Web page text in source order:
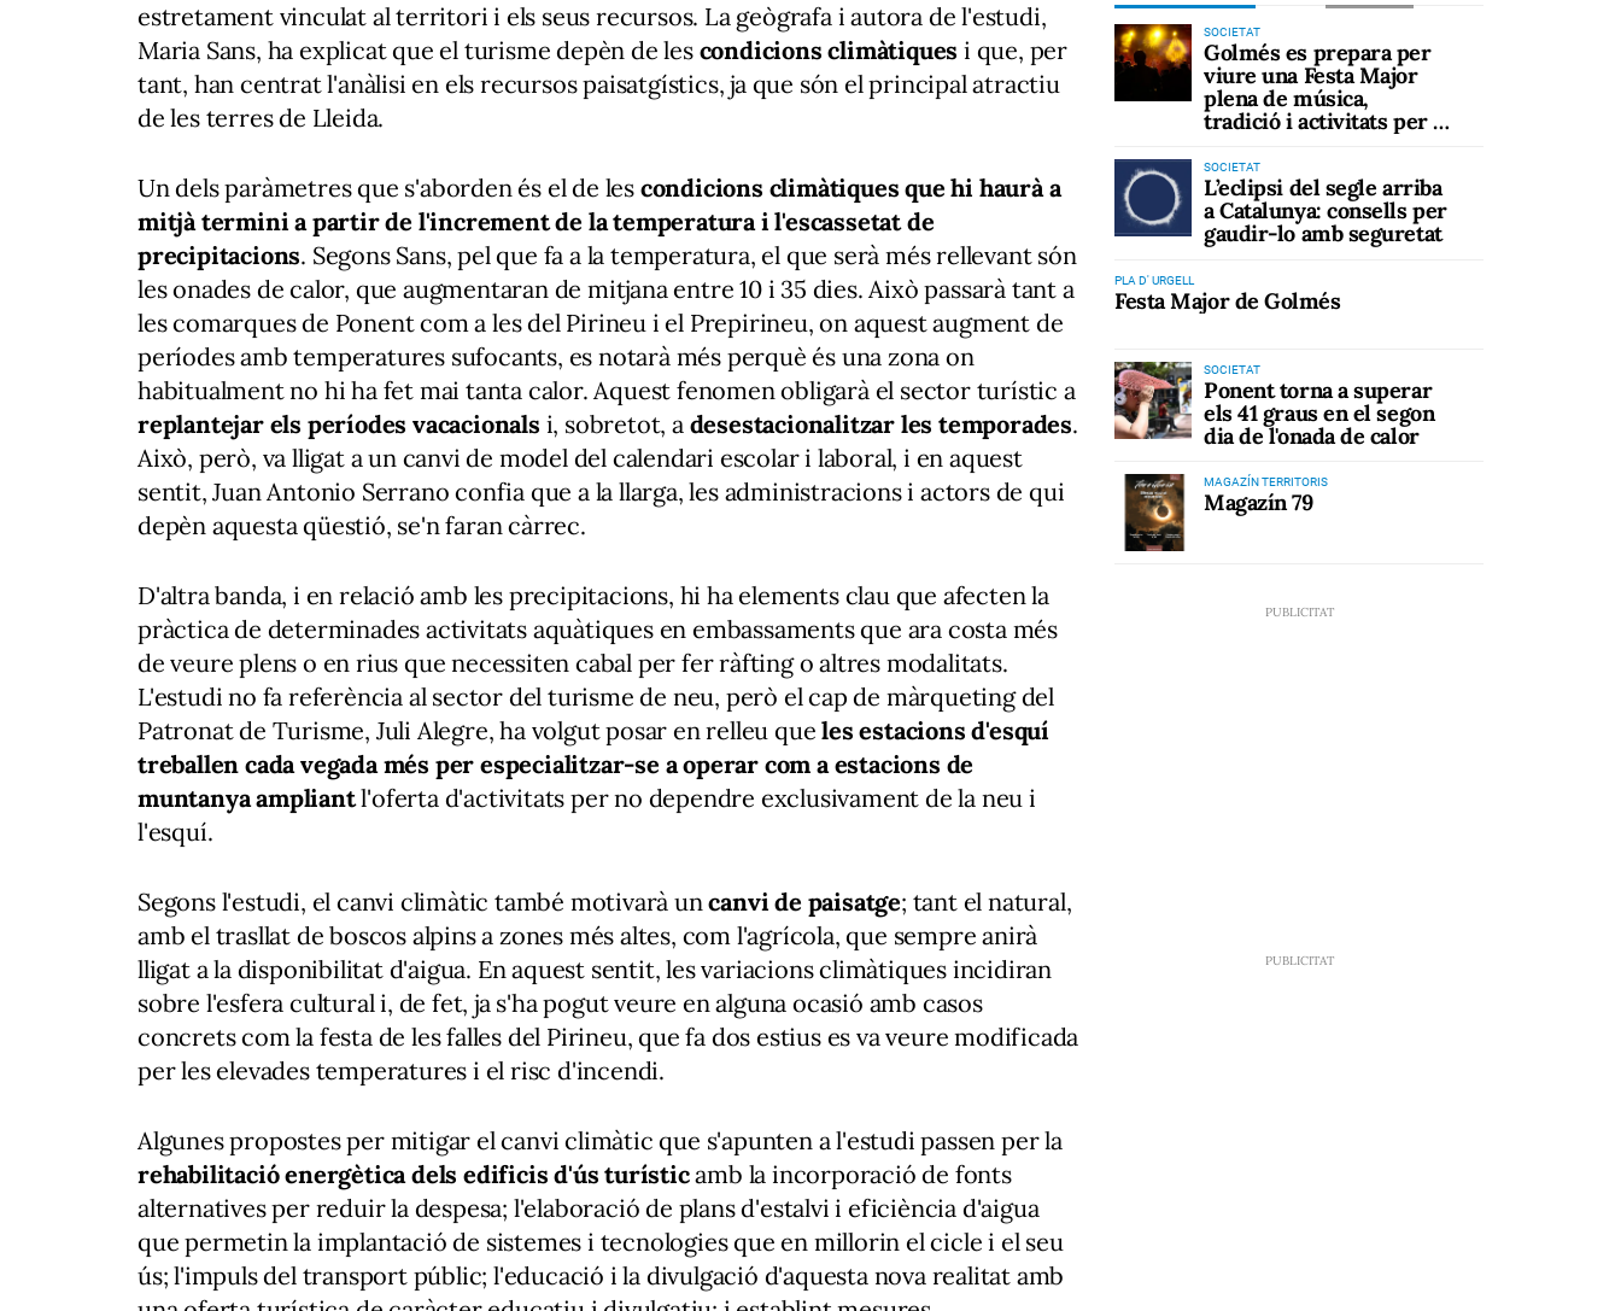
estretament vinculat al territori i els seus recursos. La geògrafa i autora de l'estudi,
Maria Sans, ha explicat que el turisme depèn de les condicions climàtiques i que, per
tant, han centrat l'anàlisi en els recursos paisatgístics, ja que són el principal atractiu
de les terres de Lleida.
Un dels paràmetres que s'aborden és el de les condicions climàtiques que hi haurà a
mitjà termini a partir de l'increment de la temperatura i l'escassetat de
precipitacions. Segons Sans, pel que fa a la temperatura, el que serà més rellevant són
les onades de calor, que augmentaran de mitjana entre 10 i 35 dies. Això passarà tant a
les comarques de Ponent com a les del Pirineu i el Prepirineu, on aquest augment de
períodes amb temperatures sufocants, es notarà més perquè és una zona on
habitualment no hi ha fet mai tanta calor. Aquest fenomen obligarà el sector turístic a
replantejar els períodes vacacionals i, sobretot, a desestacionalitzar les temporades.
Això, però, va lligat a un canvi de model del calendari escolar i laboral, i en aquest
sentit, Juan Antonio Serrano confia que a la llarga, les administracions i actors de qui
depèn aquesta qüestió, se'n faran càrrec.
D'altra banda, i en relació amb les precipitacions, hi ha elements clau que afecten la
pràctica de determinades activitats aquàtiques en embassaments que ara costa més
de veure plens o en rius que necessiten cabal per fer ràfting o altres modalitats.
L'estudi no fa referència al sector del turisme de neu, però el cap de màrqueting del
Patronat de Turisme, Juli Alegre, ha volgut posar en relleu queles estacions d'esquí
treballen cada vegada més per especialitzar-se a operar com a estacions de
muntanya ampliantl'oferta d'activitats per no dependre exclusivament de la neu i
l'esquí.
Segons l'estudi, el canvi climàtic també motivarà uncanvi de paisatge; tant el natural,
amb el trasllat de boscos alpins a zones més altes, com l'agrícola, que sempre anirà
lligat a la disponibilitat d'aigua. En aquest sentit, les variacions climàtiques incidiran
sobre l'esfera cultural i, de fet, ja s'ha pogut veure en alguna ocasió amb casos
concrets com la festa de les falles del Pirineu, que fa dos estius es va veure modificada
per les elevades temperatures i el risc d'incendi.
Algunes propostes per mitigar el canvi climàtic que s'apunten a l'estudi passen per la
rehabilitació energètica dels edificis d'ús turísticamb la incorporació de fonts
alternatives per reduir la despesa; l'elaboració de plans d'estalvi i eficiència d'aigua
que permetin la implantació de sistemes i tecnologies que en millorin el cicle i el seu
ús; l'impuls del transport públic; l'educació i la divulgació d'aquesta nova realitat amb
SOCIETAT
Golmés es prepara per
viure una Festa Major
plena de música,
tradició i activitats per a
SOCIETAT
L’eclipsi del segle arriba
a Catalunya: consells per
gaudir-lo amb seguretat
PLA D' URGELL
Festa Major de Golmés
SOCIETAT
Ponent torna a superar
els 41 graus en el segon
dia de l'onada de calor
MAGAZÍN TERRITORIS
Magazín 79